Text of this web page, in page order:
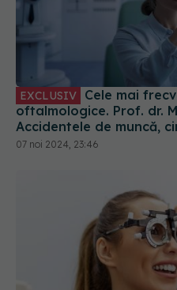
EXCLUSIV
oftalmologice. Prof. dr.
Accidentele de muncă,
07 noi 2024, 23:46